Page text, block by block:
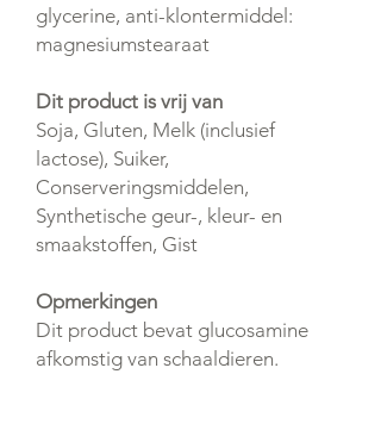
glycerine, anti-klontermiddel:
magnesiumstearaat
Dit product is vrij van
Soja, Gluten, Melk (inclusief
lactose), Suiker,
Conserveringsmiddelen,
Synthetische geur-, kleur- en
smaakstoffen, Gist
Opmerkingen
Dit product bevat glucosamine
afkomstig van schaaldieren.